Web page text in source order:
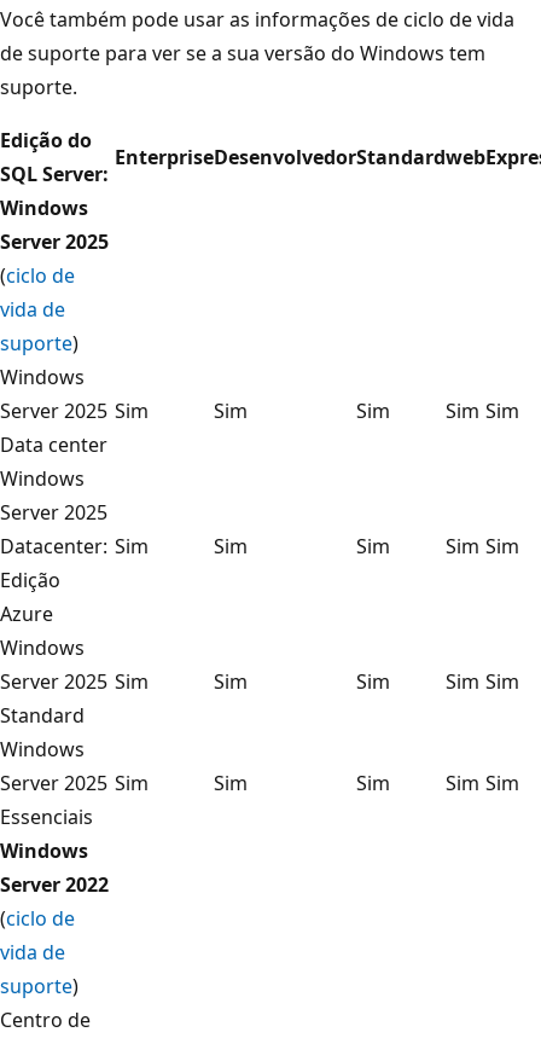
Você também pode usar as informações de ciclo de vida
de suporte para ver se a sua versão do Windows tem
suporte.
Edição do
SQL Server:
EnterpriseDesenvolvedorStandardweb
Windows
Server 2025
(ciclo de
vida de
suporte)
Windows
Server 2025
Data center
Sim Sim Sim Sim Sim
Windows
Server 2025
Datacenter:
Edição
Azure
Sim Sim Sim Sim Sim
Windows
Server 2025
Standard
Sim Sim Sim Sim Sim
Windows
Server 2025
Essenciais
Sim Sim Sim Sim Sim
Windows
Server 2022
(ciclo de
vida de
suporte)
Centro de